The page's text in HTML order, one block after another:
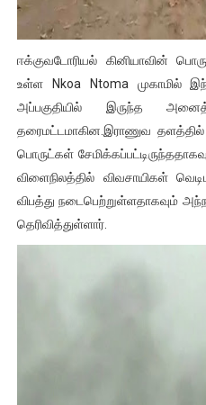
ஈக்குவடோரியல் கினியாவின்
உள்ள Nkoa Ntoma முகாமில்
அப்பகுதியில் இருந்த
தரைமட்டமாகின. இராணுவ தளத்தில்
பொருட்கள்
விளைநிலத்தில் விவசாயிகள்
விபத்து நடைபெற்றுள்ளதாகவும்
தெரிவித்துள்ளார்.